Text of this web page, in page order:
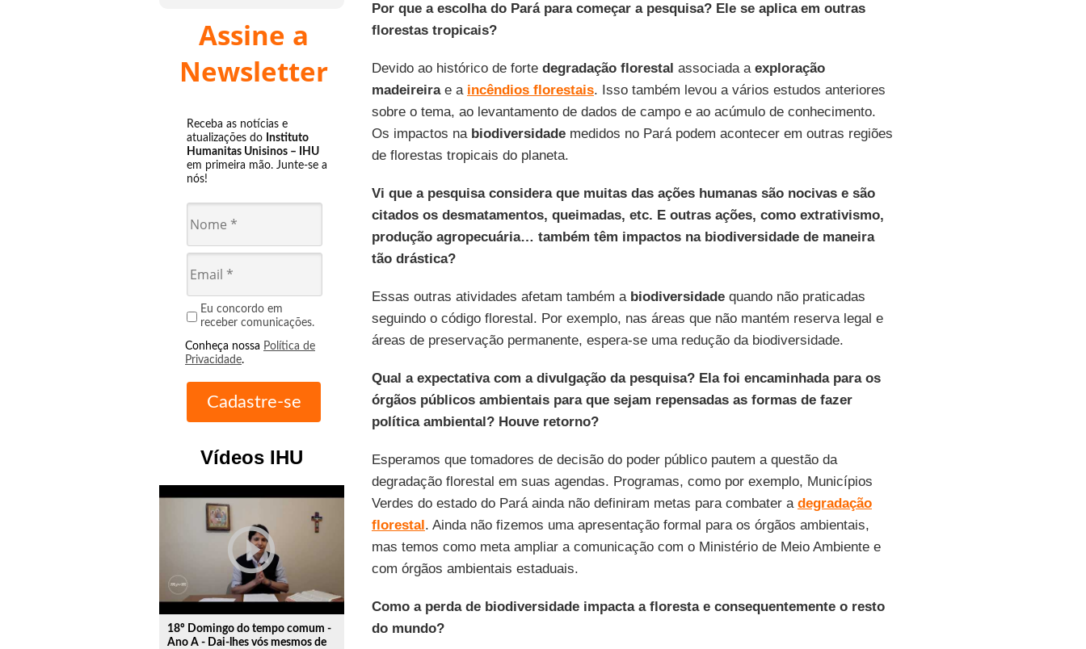
Assine a
Newsletter
Receba as notícias e
atualizações do Instituto
Humanitas Unisinos – IHU
em primeira mão. Junte-se a
nós!
Eu concordo em
receber comunicações.
Conheça nossa Política de
Privacidade.
Vídeos IHU
play_circle_outline
18º Domingo do tempo comum -
Ano A - Dai-lhes vós mesmos de
Por que a escolha do Pará para começar a pesquisa? Ele se aplica em outras
florestas tropicais?
Devido ao histórico de forte degradação florestal associada a exploração
madeireirae a incêndios florestais. Isso também levou a vários estudos anteriores
sobre o tema, ao levantamento de dados de campo e ao acúmulo de conhecimento.
Os impactos na biodiversidademedidos no Pará podem acontecer em outras regiões
de florestas tropicais do planeta.
Vi que a pesquisa considera que muitas das ações humanas são nocivas e são
citados os desmatamentos, queimadas, etc. E outras ações, como extrativismo,
produção agropecuária… também têm impactos na biodiversidade de maneira
tão drástica?
Essas outras atividades afetam também a biodiversidadequando não praticadas
seguindo o código florestal. Por exemplo, nas áreas que não mantém reserva legal e
áreas de preservação permanente, espera-se uma redução da biodiversidade.
Qual a expectativa com a divulgação da pesquisa? Ela foi encaminhada para os
órgãos públicos ambientais para que sejam repensadas as formas de fazer
política ambiental? Houve retorno?
Esperamos que tomadores de decisão do poder público pautem a questão da
degradação florestal em suas agendas. Programas, como por exemplo, Municípios
Verdes do estado do Pará ainda não definiram metas para combater a degradação
florestal. Ainda não fizemos uma apresentação formal para os órgãos ambientais,
mas temos como meta ampliar a comunicação com o Ministério de Meio Ambiente e
com órgãos ambientais estaduais.
Como a perda de biodiversidade impacta a floresta e consequentemente o resto
do mundo?